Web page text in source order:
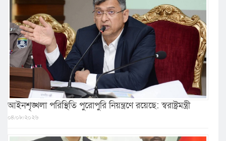
আইনশৃঙ্খলা পরিস্থিতি পুরোপুরি নিয়ন্ত্রণে রয়েছে: স্বরাষ্ট্রমন্ত্রী
০৪/০৮/২০২৬